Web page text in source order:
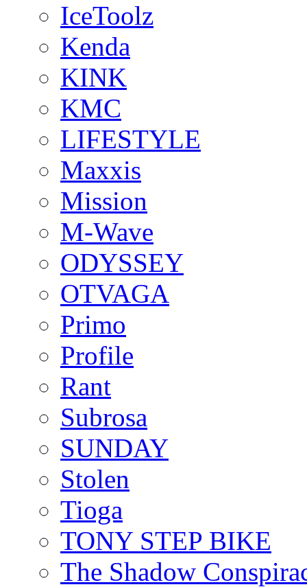
IceToolz
Kenda
KINK
KMC
LIFESTYLE
Maxxis
Mission
M-Wave
ODYSSEY
OTVAGA
Primo
Profile
Rant
Subrosa
SUNDAY
Stolen
Tioga
TONY STEP BIKE
The Shadow